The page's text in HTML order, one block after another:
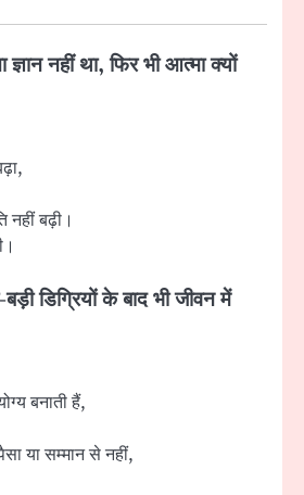
नहीं था, फिर भी आत्मा क्यों
नहीं बढ़ी।
डिग्रियों के बाद भी जीवन में
बनाती हैं,
या सम्मान से नहीं,